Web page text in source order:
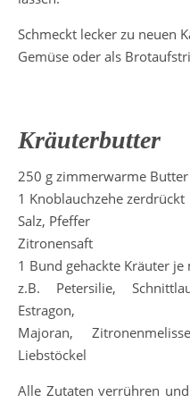
Schmeckt lecker zu neuen
Gemüse oder als
Kräuterbutter
250 g zimmerwarme Butter
1 Knoblauchzehe zerdrückt
Salz, Pfeffer
Zitronensaft
1 Bund gehackte Kräuter je
z.B. Petersilie,
Estragon,
Majoran,
Liebstöckel
Alle Zutaten verrühren